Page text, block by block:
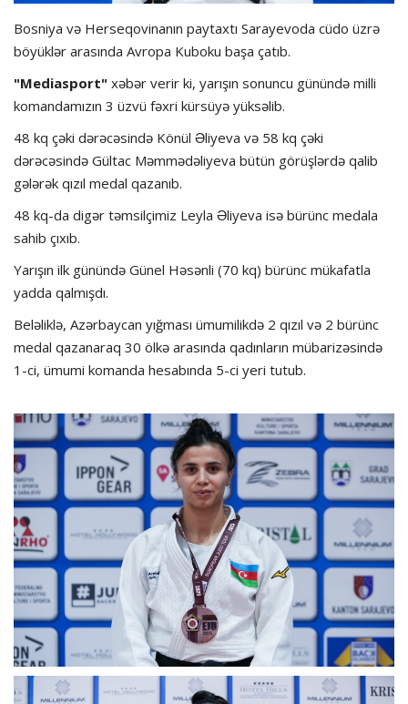
Bosniya və Herseqovinanın paytaxtı Sarayevoda cüdo üzrə
böyüklər arasında Avropa Kuboku başa çatıb.
"Mediasport" xəbər verir ki, yarışın sonuncu günündə milli
komandamızın 3 üzvü fəxri kürsüyə yüksəlib.
48 kq çəki dərəcəsində Könül Əliyeva və 58 kq çəki
dərəcəsində Gültac Məmmədəliyeva bütün görüşlərdə qalib
gələrək qızıl medal qazanıb.
48 kq-da digər təmsilçimiz Leyla Əliyeva isə bürünc medala
sahib çıxıb.
Yarışın ilk günündə Günel Həsənli (70 kq) bürünc mükafatla
yadda qalmışdı.
Beləliklə, Azərbaycan yığması ümumilikdə 2 qızıl və 2 bürünc
medal qazanaraq 30 ölkə arasında qadınların mübarizəsində
1-ci, ümumi komanda hesabında 5-ci yeri tutub.